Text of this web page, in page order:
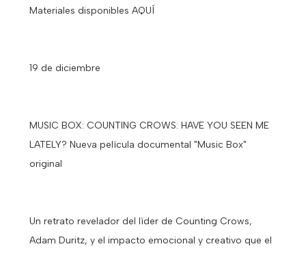
Materiales disponibles AQUÍ
19 de diciembre
MUSIC BOX: COUNTING CROWS: HAVE YOU SEEN ME
LATELY? Nueva película documental "Music Box"
original
Un retrato revelador del líder de Counting Crows,
Adam Duritz, y el impacto emocional y creativo que el